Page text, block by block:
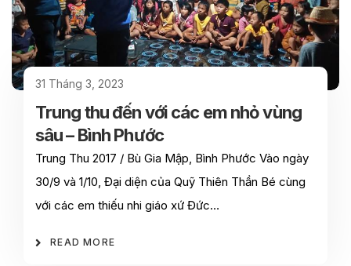
31 Tháng 3, 2023
Trung thu đến với các em nhỏ vùng
sâu – Bình Phước
Trung Thu 2017 / Bù Gia Mập, Bình Phước Vào ngày
30/9 và 1/10, Đại diện của Quỹ Thiên Thần Bé cùng
với các em thiếu nhi giáo xứ Đức…
READ MORE